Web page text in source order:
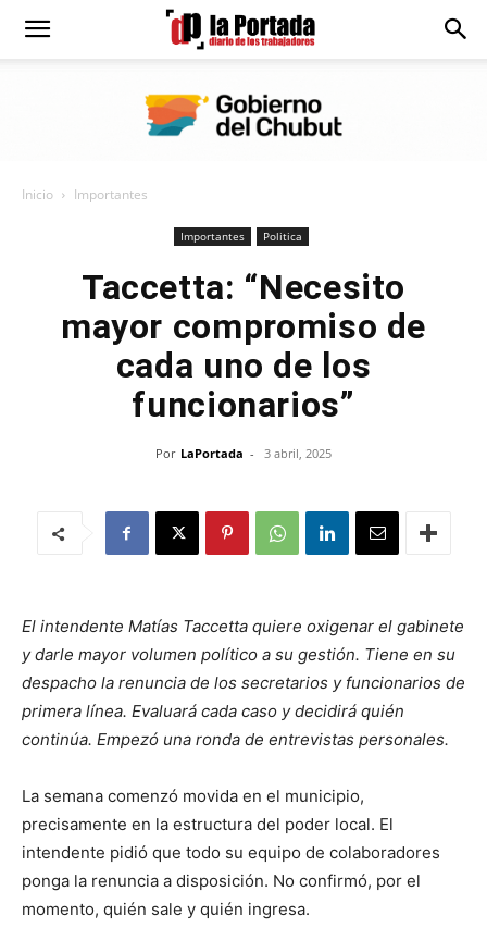
Diario
Inicio Importantes
Importantes Politica
Taccetta: “Necesito
mayor compromiso de
cada uno de los
funcionarios”
Por LaPortada - 3 abril, 2025
El intendente Matías Taccetta quiere oxigenar el gabinete
y darle mayor volumen político a su gestión. Tiene en su
despacho la renuncia de los secretarios y funcionarios de
primera línea. Evaluará cada caso y decidirá quién
continúa. Empezó una ronda de entrevistas personales.
La semana comenzó movida en el municipio,
precisamente en la estructura del poder local. El
intendente pidió que todo su equipo de colaboradores
ponga la renuncia a disposición. No confirmó, por el
momento, quién sale y quién ingresa.